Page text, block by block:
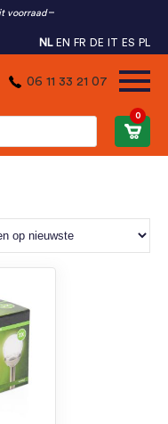
voorraad
NL EN FR DE IT ES PL
06 11 33 21 07
0